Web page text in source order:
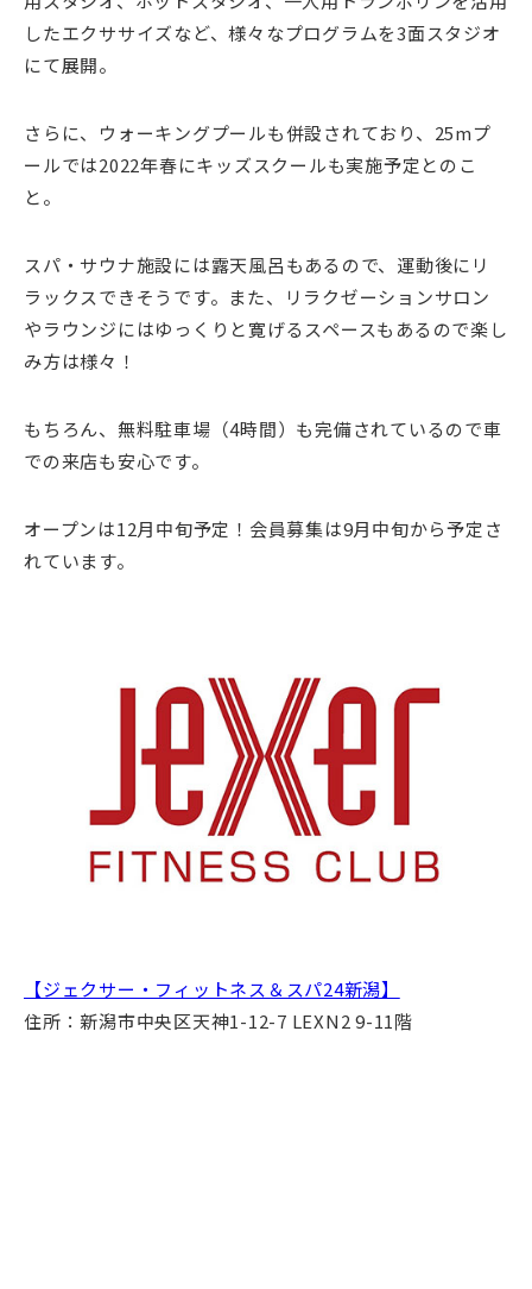
したエクササイズなど、様々なプログラムを3面スタジオ
にて展開。
さらに、ウォーキングプールも併設されており、25mプ
ールでは2022年春にキッズスクールも実施予定とのこ
と。
スパ・サウナ施設には露天風呂もあるので、運動後にリ
ラックスできそうです。また、リラクゼーションサロン
やラウンジにはゆっくりと寛げるスペースもあるので楽し
み方は様々！
もちろん、無料駐車場（4時間）も完備されているので車
での来店も安心です。
オープンは12月中旬予定！会員募集は9月中旬から予定さ
れています。
【ジェクサー・フィットネス＆スパ24新潟】
住所：新潟市中央区天神1-12-7 LEXN2 9-11階